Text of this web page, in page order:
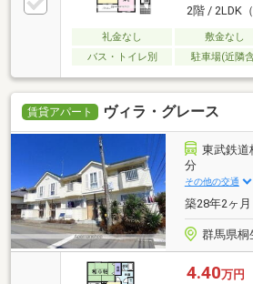
2階 / 2LDK
礼金なし 敷金なし
バス・トイレ別
駐車場(近隣
賃貸アパート ヴィラ・グレース
東武鉄道
分
その他の交通
築28年2ヶ
群馬県桐
4.40万円